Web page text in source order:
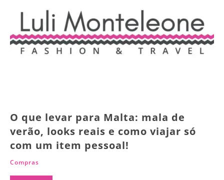
O que levar para Malta: mala de
verão, looks reais e como viajar só
com um item pessoal!
Compras